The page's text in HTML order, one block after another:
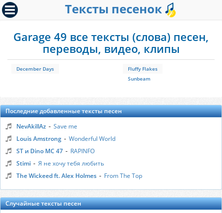
Тексты песенок
Garage 49 все тексты (слова) песен,
переводы, видео, клипы
December Days
Fluffy Flakes
Sunbeam
Последние добавленные тексты песен
NevAkillAz - Save me
Louis Amstrong - Wonderful World
ST и Dino MC 47 - RAPINFO
Stimi - Я не хочу тебя любить
The Wickeed ft. Alex Holmes - From The Top
Случайные тексты песен